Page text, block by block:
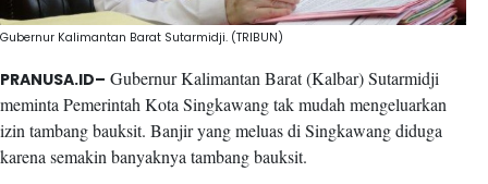
Gubernur Kalimantan Barat Sutarmidji. (TRIBUN)
PRANUSA.ID– Gubernur Kalimantan Barat (Kalbar) Sutarmidji
meminta Pemerintah Kota Singkawang tak mudah mengeluarkan
izin tambang bauksit. Banjir yang meluas di Singkawang diduga
karena semakin banyaknya tambang bauksit.